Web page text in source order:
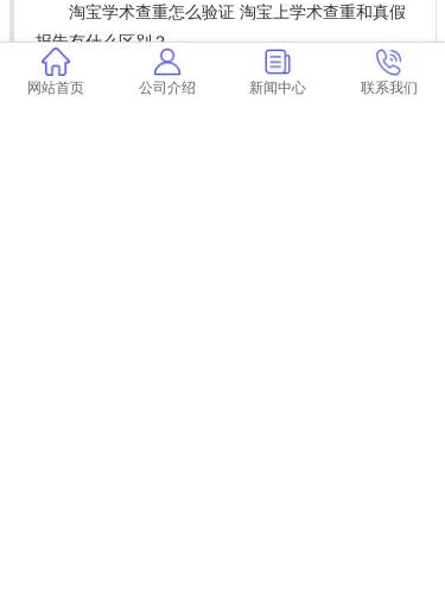
淘宝学术查重怎么验证 淘宝上学术查重和真假
报告有什么区别？
论文查重表格变红怎么办
论文查重痕迹
网站首页 公司介绍 新闻中心 联系我们